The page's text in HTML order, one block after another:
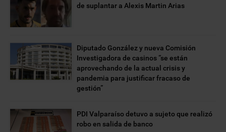
de suplantar a Alexis Martin Arias
Diputado González y nueva Comisión
Investigadora de casinos “se están
aprovechando de la actual crisis y
pandemia para justificar fracaso de
gestión”
PDI Valparaíso detuvo a sujeto que realizó
robo en salida de banco